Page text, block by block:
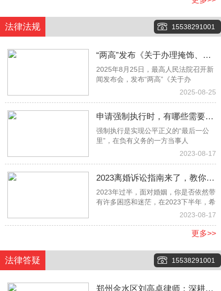
法律法规 15538291001
“两高”发布《关于办理掩饰、隐
瞒犯罪所得、犯罪所得收益刑事
案件适用法律若干问题的解释》
2025年8月25日，最高人民法院召开新
闻发布会，发布“两高”《关于办
2025-08-25
申请强制执行时，有哪些需要注
意的事项？
强制执行是实现公平正义的“最后一公
里”，在负有义务的一方当事人
2023-08-17
2023离婚诉讼指南来了，教你少
走冤枉路！建议收藏→
2023年过半，面对婚姻，你是否依然带
有许多困惑和迷茫，在2023下半年，希
2023-08-17
更多>>
法律答疑 15538291001
郑州金水区刘高卓律师：深耕刑